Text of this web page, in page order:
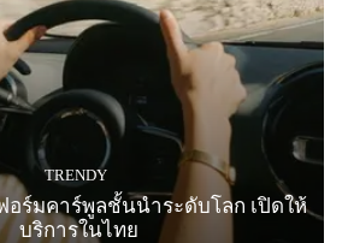
TRENDY
อร์มคาร์พูลชั้นนำระดับโลก เปิดให้
บริการในไทย